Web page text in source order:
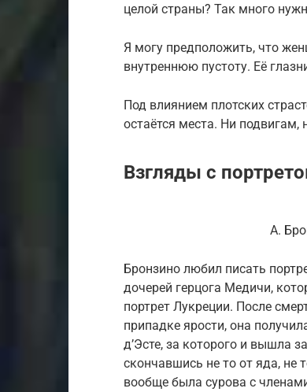
целой страны? Так много
Я могу предположить, что
внутреннюю пустоту. Её
Под влиянием плотских
остаётся места. Ни
Взгляды с
А.
Бронзино любил писать
дочерей герцога Медичи,
портрет Лукреции. После
припадке ярости, она
д’Эсте, за которого и вышла
скончавшись не то от яда, не
вообще была сурова с